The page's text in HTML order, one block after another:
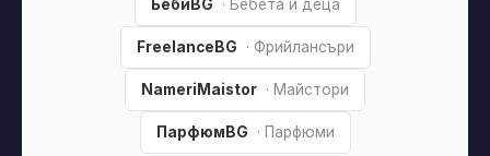
БебиBG · Бебета и деца
FreelanceBG · Фрийлансъри
NameriMaistor · Майстори
ПарфюмBG · Парфюми